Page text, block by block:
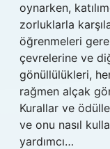
oynarken,
zorluklarla
öğrenmeleri
çevrelerine ve
gönüllülükleri,
rağmen alçak
Kurallar ve
ve onu nasıl
yardımcı…